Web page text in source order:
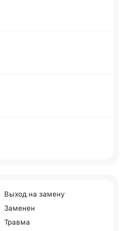
Выход на замену
Заменен
Травма